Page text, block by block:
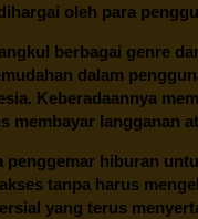
oleh para
berbagai genre
dalam
Keberadaannya
membayar langganan
hiburan
tanpa harus
yang terus